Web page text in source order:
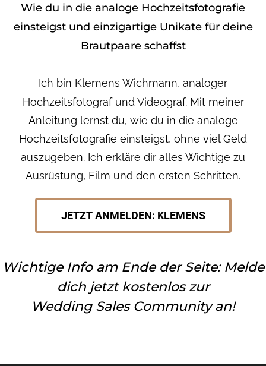
Wie du in die analoge Hochzeitsfotografie
einsteigst und einzigartige Unikate für deine
Brautpaare schaffst
Ich bin Klemens Wichmann, analoger
Hochzeitsfotograf und Videograf. Mit meiner
Anleitung lernst du, wie du in die analoge
Hochzeitsfotografie einsteigst, ohne viel Geld
auszugeben. Ich erkläre dir alles Wichtige zu
Ausrüstung, Film und den ersten Schritten.
JETZT ANMELDEN: KLEMENS
Wichtige Info am Ende der Seite: Melde
dich jetzt kostenlos zur
Wedding Sales Community an!